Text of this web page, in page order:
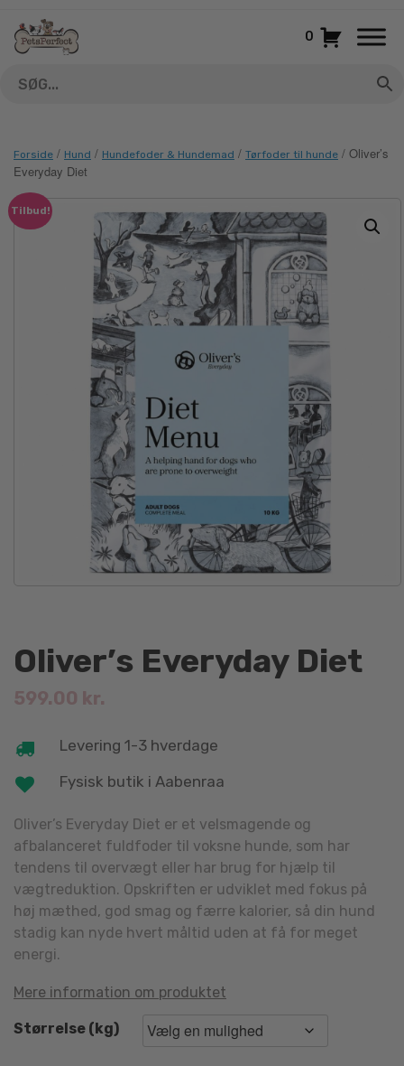
indhold
0
Forside / Hund / Hundefoder & Hundemad / Tørfoder til hunde / Oliver’s
Everyday Diet
Tilbud!
Oliver’s Everyday Diet
599.00 kr.
Levering 1-3 hverdage
Fysisk butik i Aabenraa
Oliver’s Everyday Diet er et velsmagende og
afbalanceret fuldfoder til voksne hunde, som har
tendens til overvægt eller har brug for hjælp til
vægtreduktion. Opskriften er udviklet med fokus på
høj mæthed, god smag og færre kalorier, så din hund
stadig kan nyde hvert måltid uden at få for meget
energi.
Mere information om produktet
Størrelse (kg)